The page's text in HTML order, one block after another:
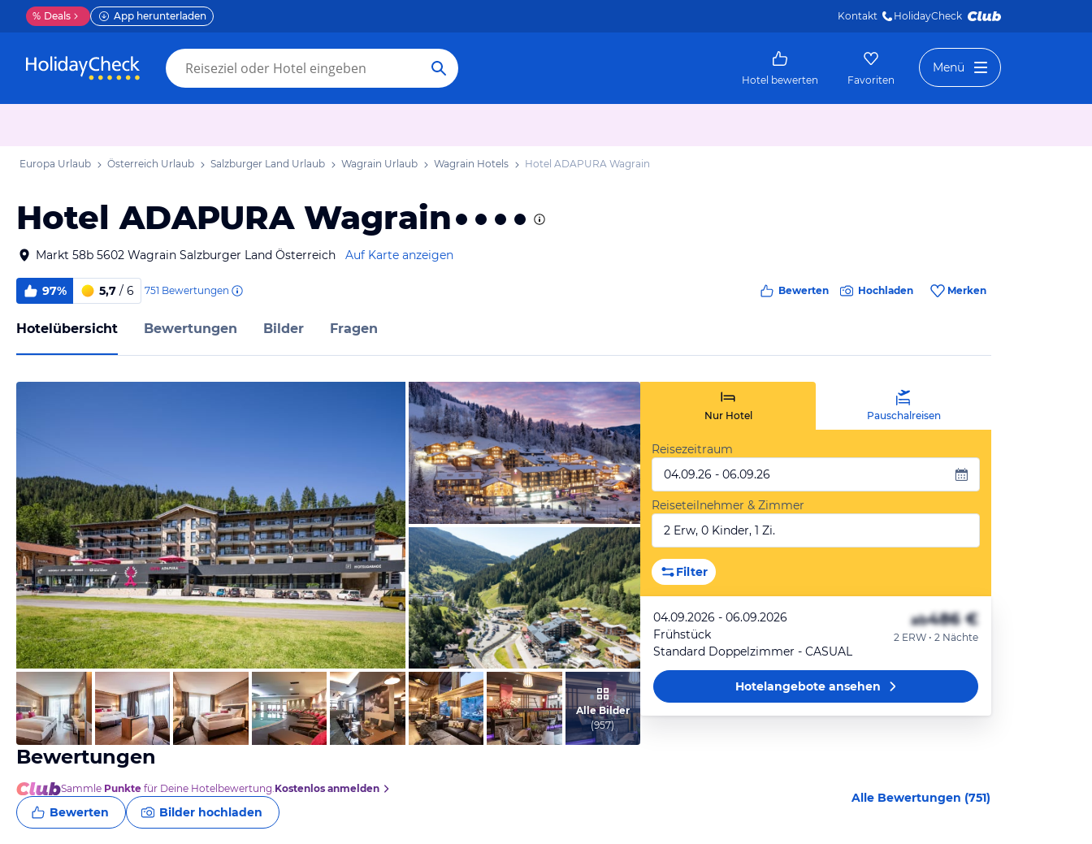
% Deals App herunterladen Kontakt HolidayCheck
Hotel bewerten Favoriten
Menü
Europa Urlaub Österreich Urlaub Salzburger Land Urlaub Wagrain Urlaub Wagrain Hotels Hotel ADAPURA Wagrain
Hotel ADAPURA Wagrain
Markt 58b 5602 Wagrain Salzburger Land Österreich Auf Karte anzeigen
97% 5,7 / 6 751 Bewertungen Bewerten Hochladen Merken
Hotelübersicht Bewertungen Bilder Fragen
vom Hotelier, April 2022
vom Hotelier, Januar 2020
vom Hotelier, April 2022
Alle Bilder
(957)
Nur Hotel Pauschalreisen
Reisezeitraum
04.09.26 - 06.09.26
Reiseteilnehmer & Zimmer
2 Erw, 0 Kinder, 1 Zi.
Filter
04.09.2026 - 06.09.2026
Frühstück
Standard Doppelzimmer - CASUAL
ab486 €
2 ERW • 2 Nächte
Hotelangeboteansehen
Bewertungen
Sammle Punkte für Deine Hotelbewertung.Kostenlos anmelden
Bewerten Bilder hochladen
Alle Bewertungen (751)